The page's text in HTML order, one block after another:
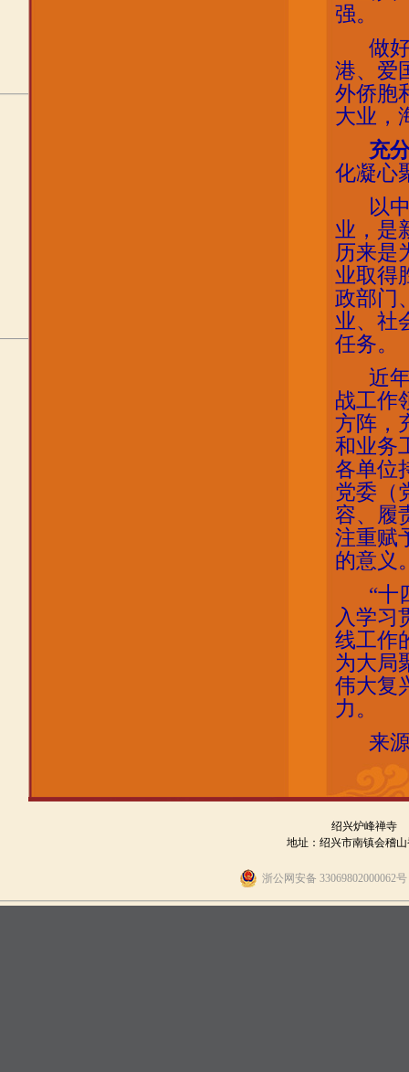
强。
做
港、爱
外侨胞
大业，
充
化凝心
以
业，是
历来是
业取得
政部门
业、社
任务。
近
战工作
方阵，
和业务
各单位
党委（
容、履
注重赋
的意义
“十
入学习
线工作
为大局
伟大复
力。
来
绍兴炉峰禅寺
地址：绍兴市南镇会稽
浙公网安备 33069802000062